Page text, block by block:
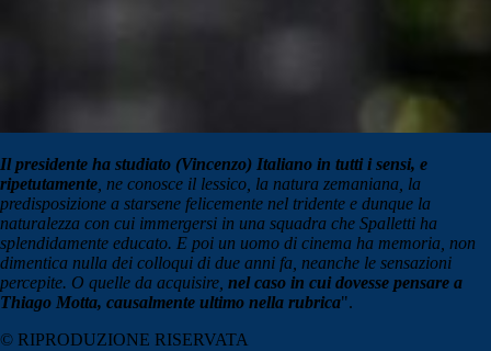
Il presidente ha studiato (Vincenzo) Italiano in tutti i sensi, e
ripetutamente , ne conosce il lessico, la natura zemaniana, la
predisposizione a starsene felicemente nel tridente e dunque la
naturalezza con cui immergersi in una squadra che Spalletti ha
splendidamente educato. E poi un uomo di cinema ha memoria, non
dimentica nulla dei colloqui di due anni fa, neanche le sensazioni
percepite. O quelle da acquisire, nel caso in cui dovesse pensare a
Thiago Motta, causalmente ultimo nella rubrica".
© RIPRODUZIONE RISERVATA